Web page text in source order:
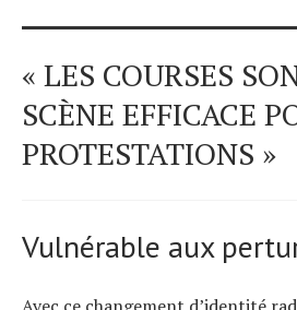
« LES COURSES
SCÈNE EFFICACE
PROTESTATIONS »
Vulnérable aux